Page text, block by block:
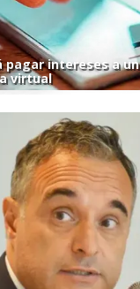
pagar intereses a
virtual